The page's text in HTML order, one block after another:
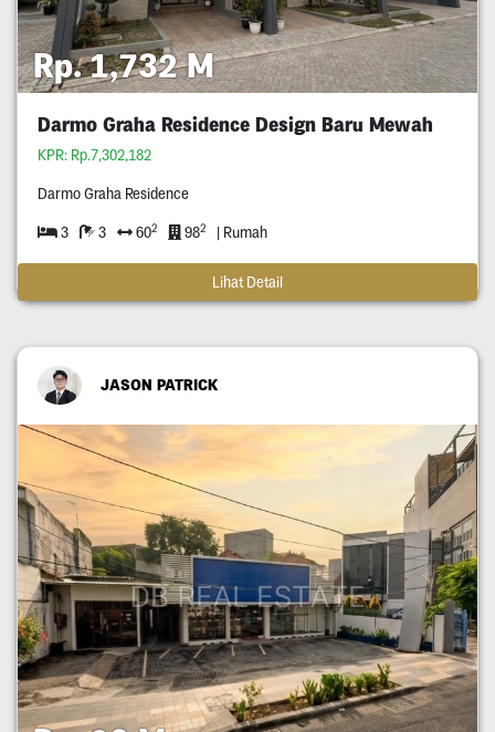
Rp. 1,732 M
Darmo Graha Residence Design Baru Mewah
KPR: Rp.7,302,182
Darmo Graha Residence
3 3 602 982 | Rumah
Lihat Detail
JASON PATRICK